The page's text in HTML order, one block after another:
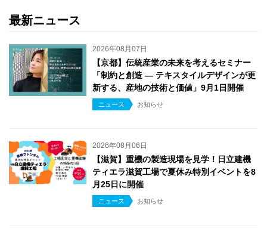
最新ニュース
2026年08月07日
【京都】伝統産業の未来を考えるセミナー
「制約と創造 ― テキスタイルデザインが更
新する、産地の技術と価値」9月1日開催
ニュース お知らせ
2026年08月06日
【滋賀】重機の製造現場を見学！日立建機
ティエラ滋賀工場で夏休み特別イベントを8
月25日に開催
ニュース お知らせ